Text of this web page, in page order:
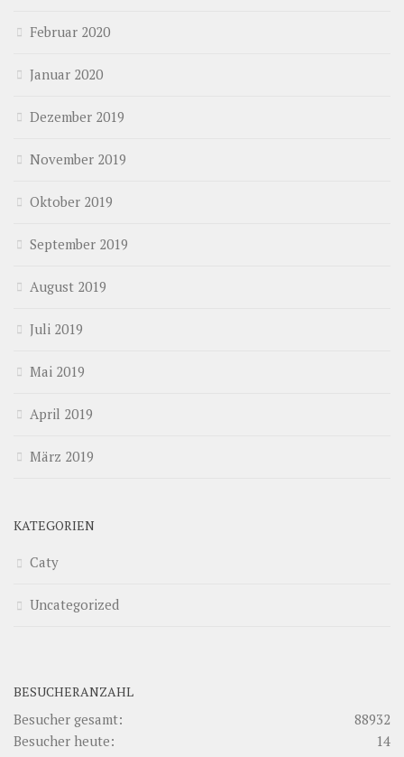
Februar 2020
Januar 2020
Dezember 2019
November 2019
Oktober 2019
September 2019
August 2019
Juli 2019
Mai 2019
April 2019
März 2019
KATEGORIEN
Caty
Uncategorized
BESUCHERANZAHL
88932
Besucher gesamt:
14
Besucher heute: